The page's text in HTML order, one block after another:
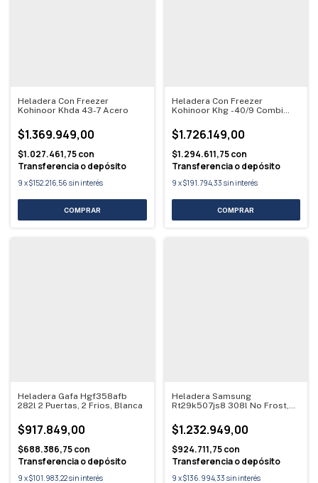
Heladera Con Freezer
Kohinoor Khda 43-7 Acero
$1.369.949,00
$1.027.461,75con
Transferencia o depósito
9 x$152.216,56 sin interés
Heladera Con Freezer
Kohinoor Khg -40/9 Combi
$1.726.149,00
$1.294.611,75con
Transferencia o depósito
9 x$191.794,33 sin interés
Heladera Gafa Hgf358afb
282l 2 Puertas, 2 Frios, Blanca
$917.849,00
$688.386,75con
Transferencia o depósito
9 x$101.983,22sin interés
Heladera Samsung
Rt29k507js8 308l No Frost,
$1.232.949,00
$924.711,75con
Transferencia o depósito
9 x$136.994,33 sin interés